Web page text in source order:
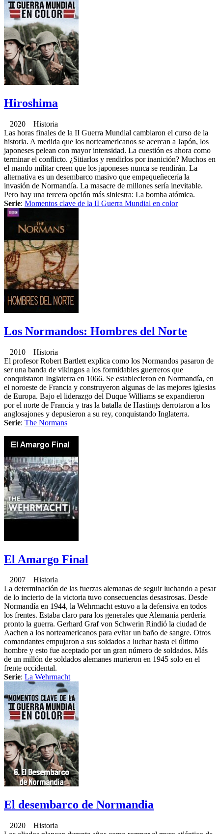
Hiroshima
2020 Historia
Las horas finales de la II Guerra Mundial cambiaron el curso de la
historia. A medida que los norteamericanos se acercan a Japón, los
japoneses pelean con mayor intensidad. La cuestión es ahora como
terminar el conflicto. ¿Sitiarlos y rendirlos por inanición? Muchos en
el mando militar creen que los japoneses nunca se rendirán. La
alternativa es un desembarco masivo que empequeñecería la
invasión de Normandía. La masacre de millones sería inevitable.
Pero hay una tercera opción más siniestra: La bomba atómica.
Serie: Momentos clave de la II Guerra Mundial en color
Los Normandos: Hombres del Norte
2010 Historia
El profesor Robert Bartlett explica como los Normandos pasaron de
ser una banda de vikingos a los formidables guerreros que
conquistaron Inglaterra en 1066. Se establecieron en Normandía, en
el noroeste de Francia y construyeron algunas de las mejores iglesias
de Europa. Bajo el liderazgo del Duque Williams se expandieron
por el norte de Francia y tras la batalla de Hastings derrotaron a los
anglosajones y depusieron a su rey, conquistando Inglaterra.
Serie: The Normans
El Amargo Final
2007 Historia
La determinación de las fuerzas alemanas de seguir luchando a pesar
de lo incierto de la victoria tuvo consecuencias desastrosas. Desde
Normandía en 1944, la Wehrmacht estuvo a la defensiva en todos
los frentes. Estaba claro para los generales que Alemania perdería
pronto la guerra. Gerhard Graf von Schwerin Rindió la ciudad de
Aachen a los norteamericanos para evitar un baño de sangre. Otros
comandantes empujaron a sus soldados a luchar hasta el último
hombre y esto fue aceptado por un gran número de soldados. Más
de un millón de soldados alemanes murieron en 1945 solo en el
frente occidental.
Serie: La Wehrmacht
El desembarco de Normandia
2020 Historia